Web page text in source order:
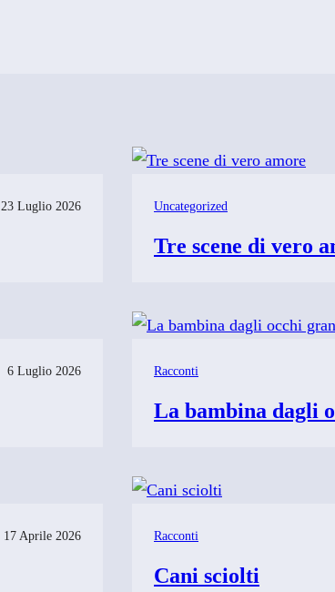
23 Luglio 2026 Uncategorized
Tre scene di vero
6 Luglio 2026 Racconti
La bambina dagli
17 Aprile 2026 Racconti
Cani sciolti